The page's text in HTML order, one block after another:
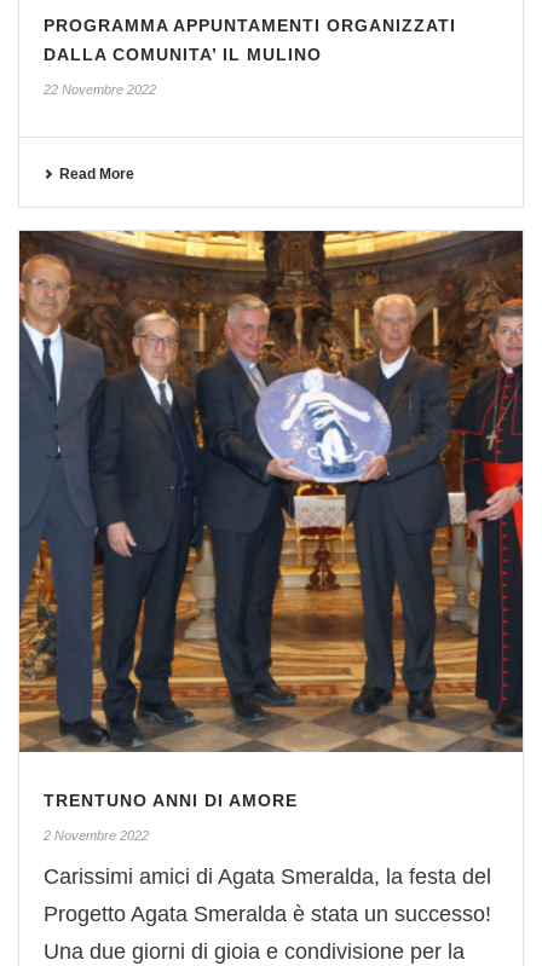
PROGRAMMA APPUNTAMENTI ORGANIZZATI
DALLA COMUNITA’ IL MULINO
22 Novembre 2022
Read More
TRENTUNO ANNI DI AMORE
2 Novembre 2022
Carissimi amici di Agata Smeralda, la festa del
Progetto Agata Smeralda è stata un successo!
Una due giorni di gioia e condivisione per la